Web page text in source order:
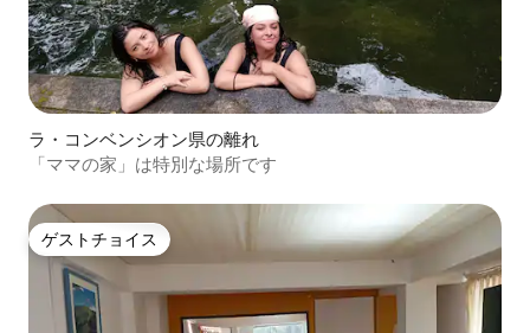
ラ・コンベンシオン県の離れ
「ママの家」は特別な場所です
ゲストチョイス
ゲストチョイス